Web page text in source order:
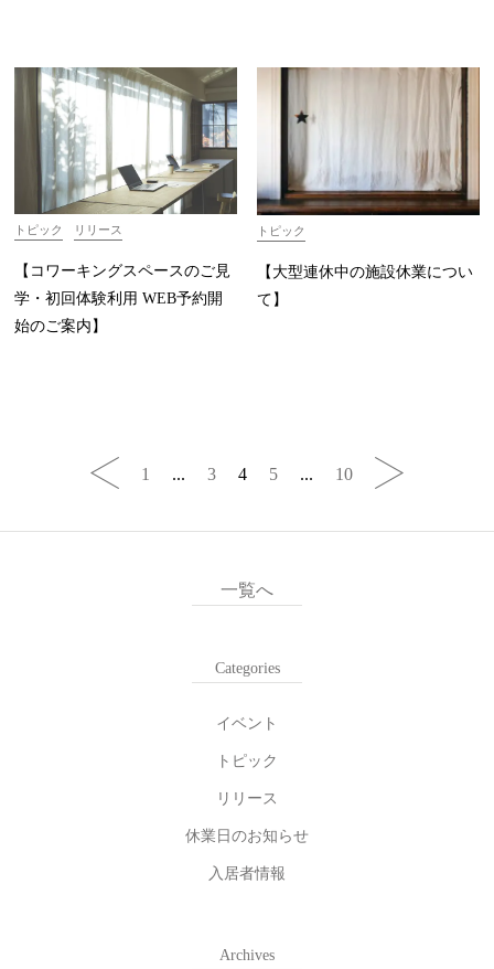
一覧へ
Categories
イベント
トピック
リリース
休業日のお知らせ
入居者情報
Archives
トピック リリース
【コワーキングスペースのご見
学・初回体験利用 WEB予約開
始のご案内】
トピック
【大型連休中の施設休業につい
て】
1 ... 3 4 5 ... 10